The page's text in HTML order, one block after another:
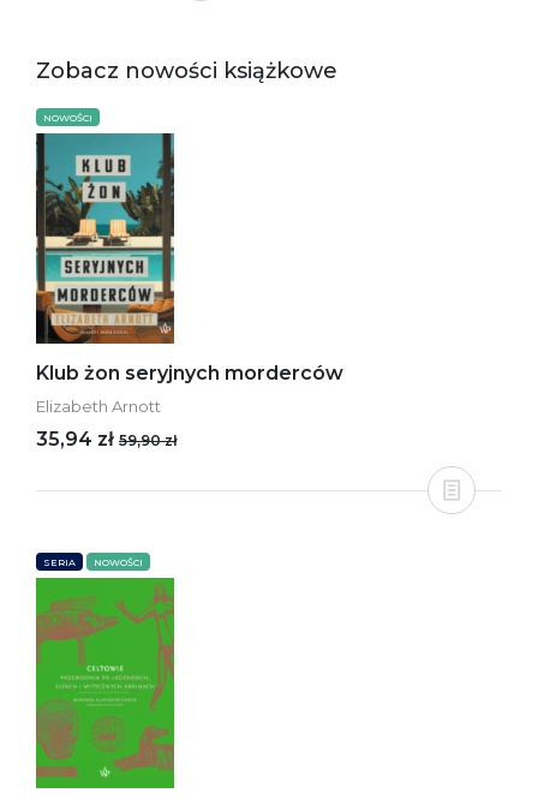
Zobacz nowości książkowe
NOWOŚCI
Klub żon seryjnych morderców
Elizabeth Arnott
35,94 zł 59,90 zł
SERIA NOWOŚCI